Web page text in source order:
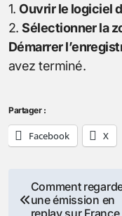
1.Ouvrir le logiciel
2.Sélectionner la
Démarrer
avez terminé.
Partager :
Facebook X
Navigation
Comment
une émission en
replay sur France